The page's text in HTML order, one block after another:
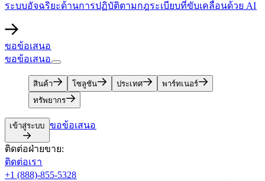
ระบบอัจฉริยะด้านการปฏิบัติตามกฎระเบียบที่ขับเคลื่อนด้วย AI​​
ขอข้อเสนอ​​
ขอข้อเสนอ​​
สินค้า​​ โซลูชัน​​ ประเทศ​​
พาร์ทเนอร์​​
ทรัพยากร​​
เข้าสู่ระบบ​​ ขอข้อเสนอ​​
ติดต่อฝ่ายขาย:​​
ติดต่อเรา​​
+1 (888)-855-5328​​